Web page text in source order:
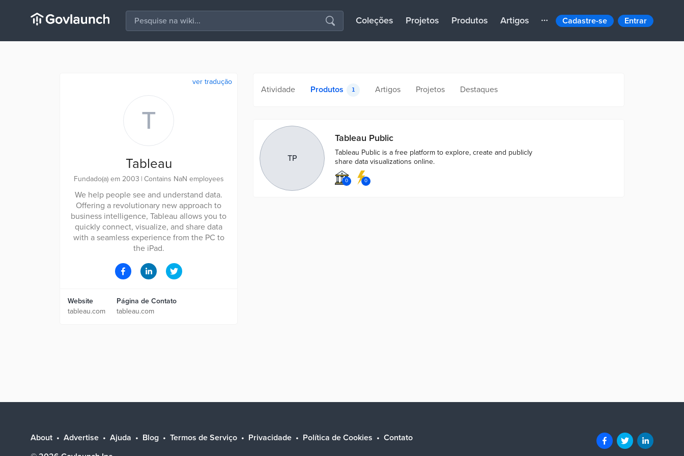
Coleções Projetos Produtos Artigos Cadastre-se Entrar
ver tradução
T
Tableau
Fundado(a) em 2003 | Contains NaN employees
We help people see and understand data.
Offering a revolutionary new approach to
business intelligence, Tableau allows you to
quickly connect, visualize, and share data
with a seamless experience from the PC to
the iPad.
Website
tableau.com
Página de Contato
tableau.com
Atividade Produtos 1 Artigos Projetos Destaques
TP
Tableau Public
Tableau Public is a free platform to explore, create and publicly
share data visualizations online.
0 0
About Advertise Ajuda Blog Termos de Serviço Privacidade Política de Cookies
Contato